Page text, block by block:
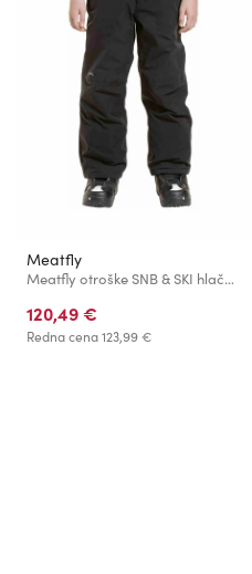
Meatfly
Meatfly otroške SNB & SKI hlače Junior Black
120,49 €
Redna cena123,99 €